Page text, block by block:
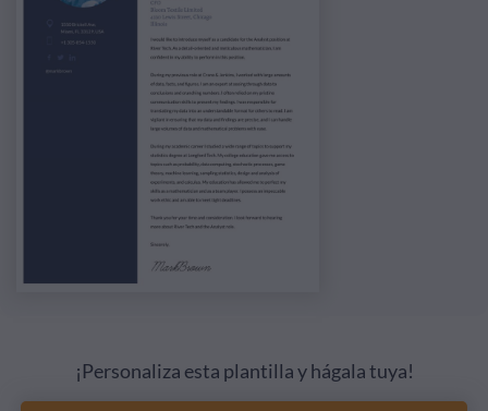
¡Personaliza esta plantilla y hágala tuya!